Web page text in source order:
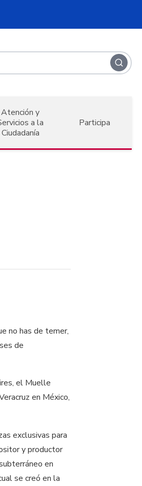
Atención y
a la
Ciudadanía
Participa
no has de temer,
de
el Muelle
en México,
exclusivas para
y productor
en
se creó en la